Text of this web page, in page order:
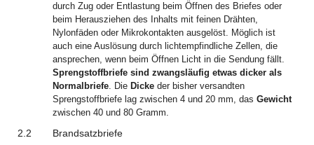
durch Zug oder Entlastung beim Öffnen des Briefes oder
beim Herausziehen des Inhalts mit feinen Drähten,
Nylonfäden oder Mikrokontakten ausgelöst. Möglich ist
auch eine Auslösung durch lichtempfindliche Zellen, die
ansprechen, wenn beim Öffnen Licht in die Sendung fällt.
Sprengstoffbriefe sind zwangsläufig etwas dicker als
Normalbriefe. Die Dicke der bisher versandten
Sprengstoffbriefe lag zwischen 4 und 20 mm, das Gewicht
zwischen 40 und 80 Gramm.
2.2 Brandsatzbriefe